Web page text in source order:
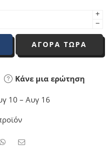
+
−
ΑΓΟΡΑ ΤΩΡΑ
Κάνε μια ερώτηση
10 – Αυγ 16